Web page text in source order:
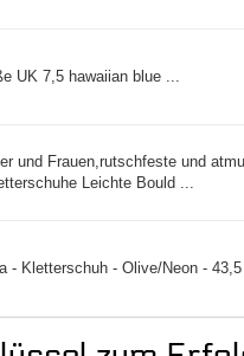
UK 7,5 hawaiian blue ...
und Frauen,rutschfeste und
Leichte Bould ...
- Kletterschuh - Olive/Neon - 43,5